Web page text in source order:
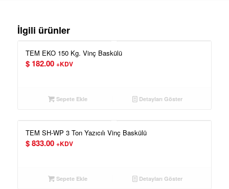
İlgili ürünler
TEM EKO 150 Kg. Vinç Baskülü
$182.00 +KDV
Sepete Ekle Detayları Göster
TEM SH-WP 3 Ton Yazıcılı Vinç Baskülü
$833.00 +KDV
Sepete Ekle Detayları Göster